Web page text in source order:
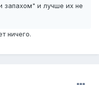
запахом" и лучше их не
ничего.